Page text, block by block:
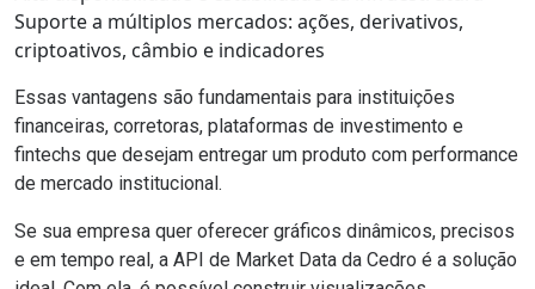
Suporte a múltiplos mercados: ações, derivativos,
criptoativos, câmbio e indicadores
Essas vantagens são fundamentais para instituições
financeiras, corretoras, plataformas de investimento e
fintechs que desejam entregar um produto com performance
de mercado institucional.
Se sua empresa quer oferecer gráficos dinâmicos, precisos
e em tempo real, a API de Market Data da Cedro é a solução